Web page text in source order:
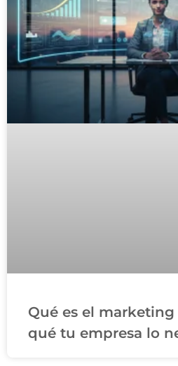
Qué es el
qué tu empresa lo